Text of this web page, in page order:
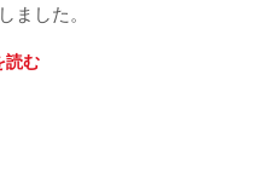
ました。
読む